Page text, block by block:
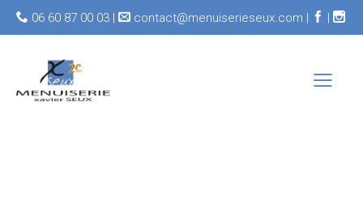
06 60 87 00 03 | contact@menuiserieseux.com | |